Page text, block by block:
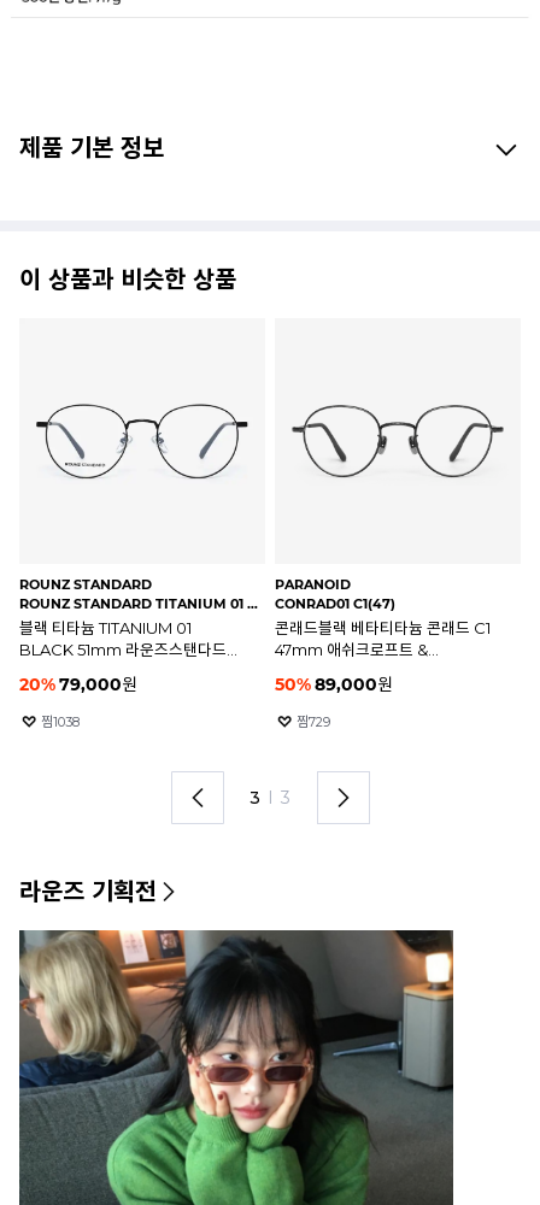
제품 기본 정보
이 상품과 비슷한 상품
ROUNZ STANDARD
ROUNZ STANDARD TITANIUM 01 BLACK(51)
블랙 티타늄 TITANIUM 01
BLACK 51mm 라운즈스탠다드
20%79,000원
찜1038
PARANOID
CONRAD01 C1(47)
콘래드블랙 베타티타늄 콘래드 C1
47mm 애쉬크로프트 &
50%89,000원
찜729
3 I 3
라운즈 기획전